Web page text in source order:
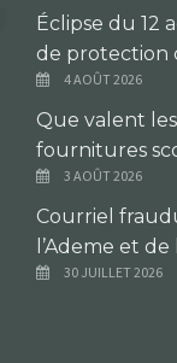
Éclipse du 12
de protection
4 AOÛT 2026
Que valent
fournitures
3 AOÛT 2026
Courriel
l’Ademe et de
30 JUILLET 2026